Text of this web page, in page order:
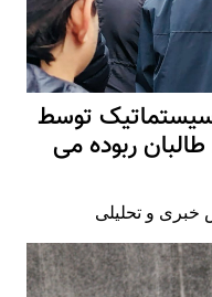
توسط
ربوده می
خبری و تحلیلی